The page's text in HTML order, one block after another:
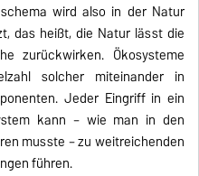
wird also in der Natur
das heißt, die Natur lässt die
zurückwirken. Ökosysteme
solcher miteinander in
Jeder Eingriff in ein
kann – wie man in den
musste – zu weitreichenden
führen.